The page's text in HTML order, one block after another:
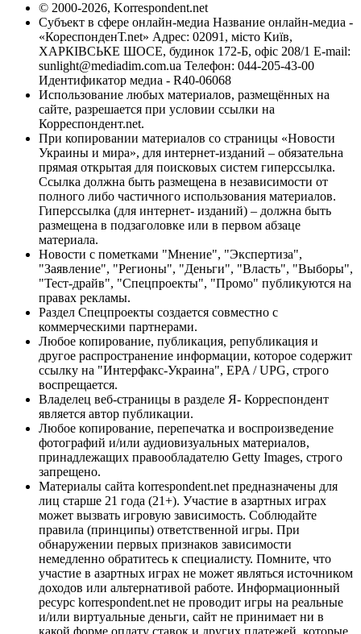
© 2000-2026, Korrespondent.net
Субъект в сфере онлайн-медиа Название онлайн-медиа -
«КореспонденТ.net» Адрес: 02091, місто Київ,
ХАРКІВСЬКЕ ШОСЕ, будинок 172-Б, офіс 208/1 E-mail:
sunlight@mediadim.com.ua Телефон: 044-205-43-00
Идентификатор медиа - R40-06068
Использование любых материалов, размещённых на
сайте, разрешается при условии ссылки на
Корреспондент.net.
При копировании материалов со страницы «Новости
Украины и мира», для интернет-изданий – обязательна
прямая открытая для поисковых систем гиперссылка.
Ссылка должна быть размещена в независимости от
полного либо частичного использования материалов.
Гиперссылка (для интернет- изданий) – должна быть
размещена в подзаголовке или в первом абзаце
материала.
Новости с пометками "Мнение", "Экспертиза",
"Заявление", "Регионы", "Деньги", "Власть", "Выборы",
"Тест-драйв", "Спецпроекты", "Промо" публикуются на
правах рекламы.
Раздел Спецпроекты создается совместно с
коммерческими партнерами.
Любое копирование, публикация, републикация и
другое распространение информации, которое содержит
ссылку на "Интерфакс-Украина", EPA / UPG, строго
воспрещается.
Владелец веб-страницы в разделе Я- Корреспондент
является автор публикации.
Любое копирование, перепечатка и воспроизведение
фотографий и/или аудиовизуальных материалов,
принадлежащих правообладателю Getty Images, строго
запрещено.
Материалы сайта korrespondent.net предназначены для
лиц старше 21 года (21+). Участие в азартных играх
может вызвать игровую зависимость. Соблюдайте
правила (принципы) ответственной игры. При
обнаружении первых признаков зависимости
немедленно обратитесь к специалисту. Помните, что
участие в азартных играх не может являться источником
доходов или альтернативой работе. Информационный
ресурс korrespondent.net не проводит игры на реальные
и/или виртуальные деньги, сайт не принимает ни в
какой форме оплату ставок и других платежей, которые